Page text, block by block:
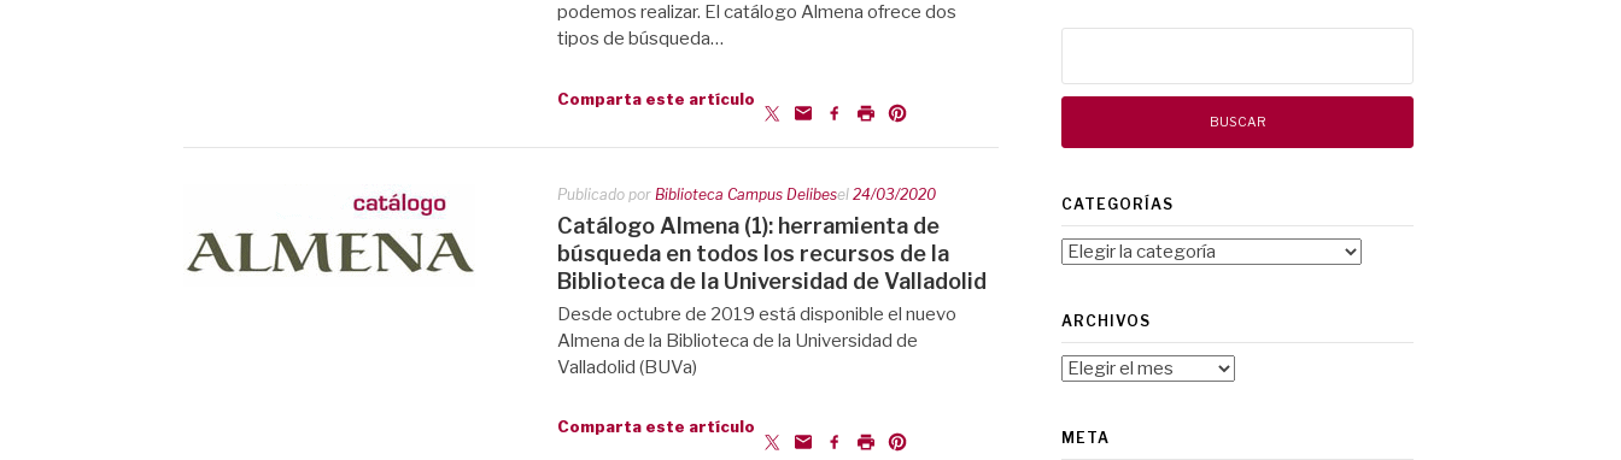
podemos realizar. El catálogo Almena ofrece dos
tipos de búsqueda…
Comparta este artículo
Publicado por Biblioteca Campus Delibesel 24/03/2020
Catálogo Almena (1): herramienta de
búsqueda en todos los recursos de la
Biblioteca de la Universidad de Valladolid
Desde octubre de 2019 está disponible el nuevo
Almena de la Biblioteca de la Universidad de
Valladolid (BUVa)
Comparta este artículo
CATEGORÍAS
Categorías
ARCHIVOS
Archivos
META